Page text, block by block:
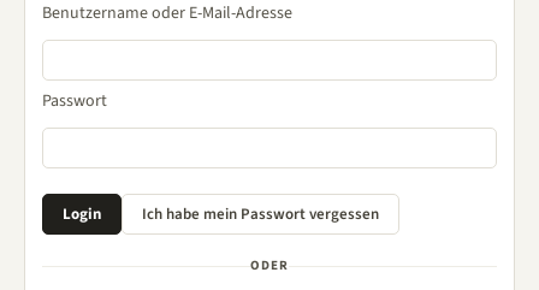
Benutzername oder E-Mail-Adresse
Passwort
ODER